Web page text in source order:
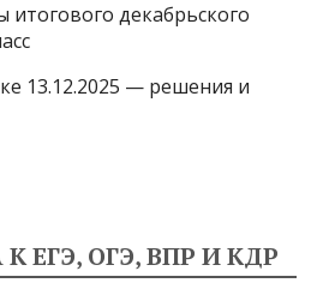
итогового декабрьского
13.12.2025 — решения и
ЕГЭ, ОГЭ, ВПР И КДР